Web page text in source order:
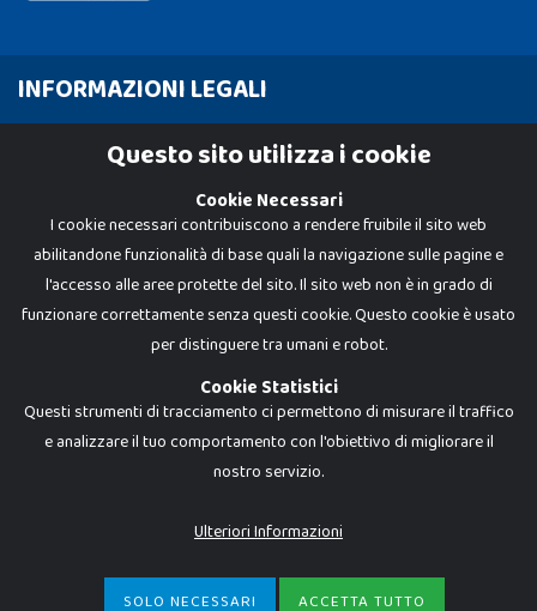
INFORMAZIONI LEGALI
Cookie Policy
Dadi e Mattoncini è un brand di Giocabene Srl. Ogni riproduzione o utilizzo non
I prezzi e le promozioni pubblicate potrebbero differire da quanto esposto in
P.IVA 02608090425 - REA AN201199 - C.S. 10.000 i.v.
Questo sito utilizza i cookie
Cookie Necessari
I cookie necessari contribuiscono a rendere fruibile il sito web
abilitandone funzionalità di base quali la navigazione sulle pagine e
l'accesso alle aree protette del sito. Il sito web non è in grado di
funzionare correttamente senza questi cookie. Questo cookie è usato
per distinguere tra umani e robot.
Cookie Statistici
Questi strumenti di tracciamento ci permettono di misurare il traffico
e analizzare il tuo comportamento con l'obiettivo di migliorare il
nostro servizio.
Ulteriori Informazioni
SOLO NECESSARI ACCETTA TUTTO